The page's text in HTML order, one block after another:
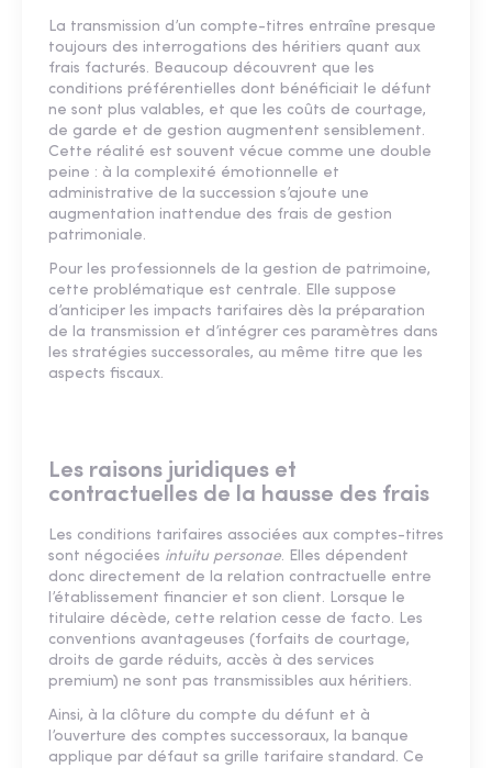
La transmission d’un compte-titres entraîne presque
toujours des interrogations des héritiers quant aux
frais facturés. Beaucoup découvrent que les
conditions préférentielles dont bénéficiait le défunt
ne sont plus valables, et que les coûts de courtage,
de garde et de gestion augmentent sensiblement.
Cette réalité est souvent vécue comme une double
peine : à la complexité émotionnelle et
administrative de la succession s’ajoute une
augmentation inattendue des frais de gestion
patrimoniale.
Pour les professionnels de la gestion de patrimoine,
cette problématique est centrale. Elle suppose
d’anticiper les impacts tarifaires dès la préparation
de la transmission et d’intégrer ces paramètres dans
les stratégies successorales, au même titre que les
aspects fiscaux.
Les raisons juridiques et
contractuelles de la hausse des frais
Les conditions tarifaires associées aux comptes-titres
sont négociées intuitu personae. Elles dépendent
donc directement de la relation contractuelle entre
l’établissement financier et son client. Lorsque le
titulaire décède, cette relation cesse de facto. Les
conventions avantageuses (forfaits de courtage,
droits de garde réduits, accès à des services
premium) ne sont pas transmissibles aux héritiers.
Ainsi, à la clôture du compte du défunt et à
l’ouverture des comptes successoraux, la banque
applique par défaut sa grille tarifaire standard. Ce